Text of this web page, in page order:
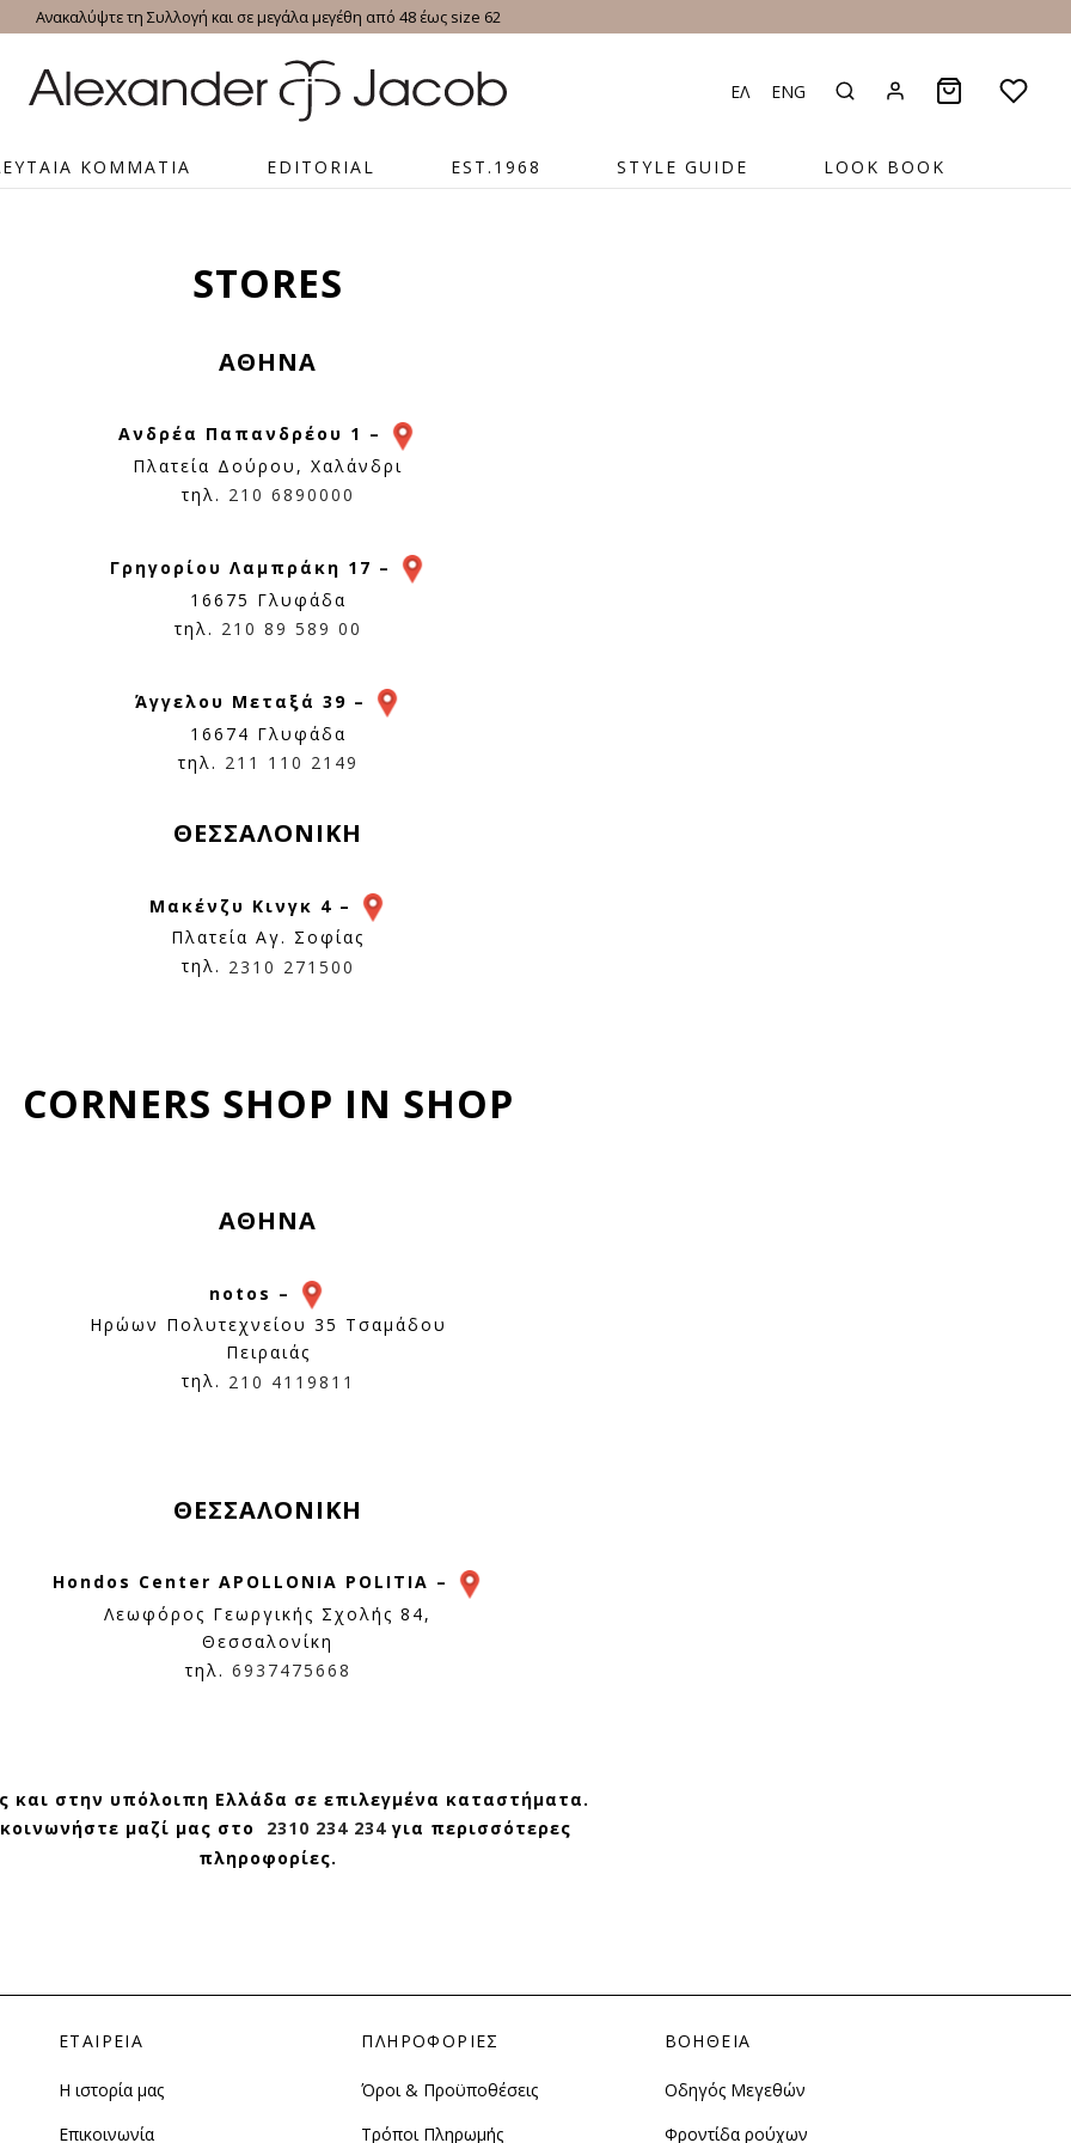
Ανακαλύψτε τη Συλλογή και σε μεγάλα μεγέθη από 48 έως size 62
ΕΛ ENG
ΚΟΜΜΑΤΙΑ EDITORIAL EST.1968 STYLE GUIDE LOOK BOOK
STORES
ΑΘΗΝΑ
Ανδρέα Παπανδρέου 1 –
Πλατεία Δούρου, Χαλάνδρι
τηλ. 210 6890000
Γρηγορίου Λαμπράκη 17 –
16675 Γλυφάδα
τηλ. 210 89 589 00
Άγγελου Μεταξά 39 –
16674 Γλυφάδα
τηλ. 211 110 2149
ΘΕΣΣΑΛΟΝΙΚΗ
Μακένζυ Κινγκ 4 –
Πλατεία Αγ. Σοφίας
τηλ. 2310 271500
CORNERS SHOP IN SHOP
ΑΘΗΝΑ
notos –
Ηρώων Πολυτεχνείου 35 Τσαμάδου
Πειραιάς
τηλ. 210 4119811
ΘΕΣΣΑΛΟΝΙΚΗ
Hondos Center APOLLONIA POLITIA –
Λεωφόρος Γεωργικής Σχολής 84,
Θεσσαλονίκη
τηλ. 6937475668
και στην υπόλοιπη Ελλάδα σε επιλεγμένα καταστήματα.
μαζί μας στο 2310 234 234για περισσότερες
πληροφορίες.
ΕΤΑΙΡΕΙΑ
Η ιστορία μας
Επικοινωνία
ΠΛΗΡΟΦΟΡΙΕΣ
Όροι & Προϋποθέσεις
Τρόποι Πληρωμής
ΒΟΗΘΕΙΑ
Οδηγός Μεγεθών
Φροντίδα ρούχων